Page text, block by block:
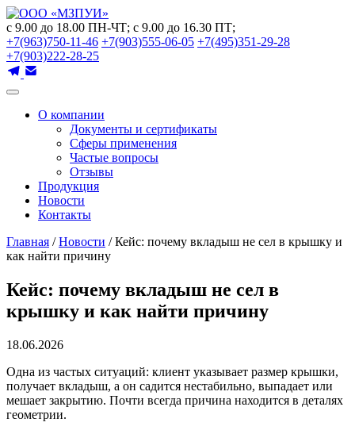
с 9.00 до 18.00 ПН-ЧТ; с 9.00 до 16.30 ПТ;
+7(963)750-11-46 +7(903)555-06-05 +7(495)351-29-28
+7(903)222-28-25
О компании
Документы и сертификаты
Сферы применения
Частые вопросы
Отзывы
Продукция
Новости
Контакты
Главная /Новости / Кейс: почему вкладыш не сел в крышку и
как найти причину
Кейс: почему вкладыш не сел в
крышку и как найти причину
18.06.2026
Одна из частых ситуаций: клиент указывает размер крышки,
получает вкладыш, а он садится нестабильно, выпадает или
мешает закрытию. Почти всегда причина находится в деталях
геометрии.